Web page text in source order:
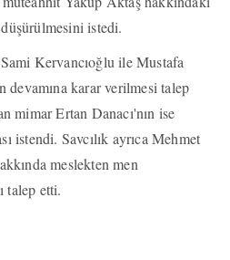
istedi.
Kervancıoğlu ile Mustafa
karar verilmesi talep
mimar Ertan Danacı'nın ise
istendi. Savcılık ayrıca Mehmet
meslekten men
talep etti.